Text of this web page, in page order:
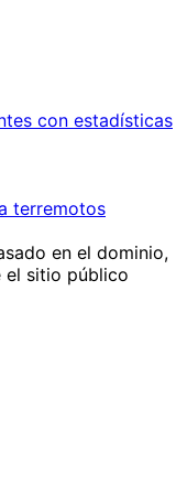
con estadísticas
terremotos
en el dominio,
el sitio público